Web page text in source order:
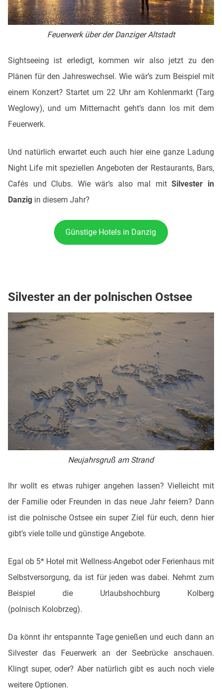
Feuerwerk über der Danziger Altstadt
Sightseeing ist erledigt, kommen wir also jetzt zu den
Plänen für den Jahreswechsel. Wie wär’s zum Beispiel mit
einem Konzert? Startet um 22 Uhr am Kohlenmarkt (Targ
Weglowy), und um Mitternacht geht’s dann los mit dem
Feuerwerk.
Und natürlich erwartet euch auch hier eine ganze Ladung
Night Life mit speziellen Angeboten der Restaurants, Bars,
Cafés und Clubs. Wie wär’s also mal mitSilvester in
Danzig in diesem Jahr?
Günstige Hotels in Danzig
Silvester an der polnischen Ostsee
Neujahrsgruß am Strand
Ihr wollt es etwas ruhiger angehen lassen? Vielleicht mit
der Familie oder Freunden in das neue Jahr feiern? Dann
ist die polnische Ostsee ein super Ziel für euch, denn hier
gibt’s viele tolle und günstige Angebote.
Egal ob 5* Hotel mit Wellness-Angebot oder Ferienhaus mit
Selbstversorgung, da ist für jeden was dabei. Nehmt zum
Beispiel die Urlaubshochburg Kolberg
(polnisch Kolobrzeg).
Da könnt ihr entspannte Tage genießen und euch dann an
Silvester das Feuerwerk an der Seebrücke anschauen.
Klingt super, oder? Aber natürlich gibt es auch noch viele
weitere Optionen.